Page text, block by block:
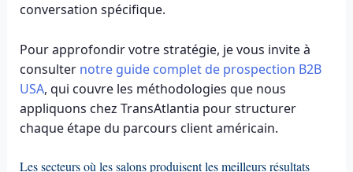
conversation spécifique.
Pour approfondir votre stratégie, je vous invite à
consulter notre guide complet de prospection B2B
USA, qui couvre les méthodologies que nous
appliquons chez TransAtlantia pour structurer
chaque étape du parcours client américain.
Les secteurs où les salons produisent les meilleurs résultats